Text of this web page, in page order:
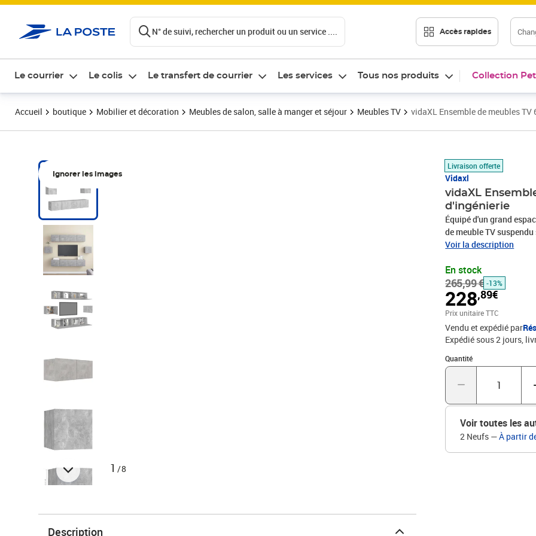
N° de suivi, rechercher un produit ou un service .... Accès rapides
Le courrier Le colis Le transfert de courrier Les services Tous nos produits Collection
Accueil boutique Mobilier et décoration Meubles de salon, salle à manger et séjour Meubles TV vidaXL Ensemble de meubles
Ignorer les images
1 /8
Livraison offerte
Vidaxl
vidaXL
d'ingénierie
Équipé d'un grand
de meuble TV
dans votre maison. Le
garder bien organisés
l’ensemble d’armoire
bétonMatériau : bois
meuble TV : 80 x 30 x
Voir la description
En stock
265,99 €
Prix barré 265,99 €
-13%
228,89€
Prix 228,89€
Prix unitaire TTC
Vendu et expédié par
Expédié sous 2 jours
Quantité
Quantité : 1
Voir toutes les
2 Neufs —À partir
Description